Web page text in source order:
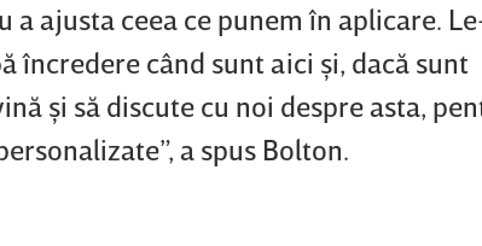
a ajusta ceea ce punem în aplicare.
încredere când sunt aici şi, dacă sunt
şi să discute cu noi despre asta,
a spus Bolton.